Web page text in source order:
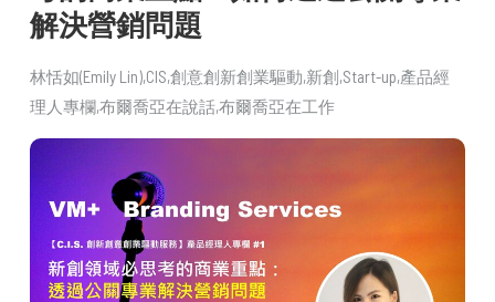
解決營銷問題
林恬如(Emily Lin)CIS 創意創新創業驅動 新創 Start-up 產品經
理人專欄布爾喬亞在說話布爾喬亞在工作